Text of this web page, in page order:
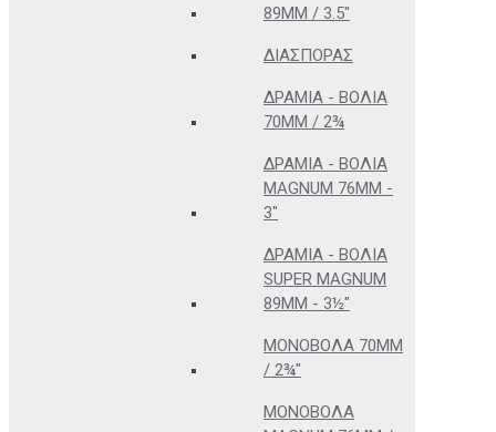
89MM / 3.5"
ΔΙΑΣΠΟΡΆΣ
ΔΡΆΜΙΑ - ΒΌΛΙΑ
70MM / 2¾
ΔΡΆΜΙΑ - ΒΌΛΙΑ
MAGNUM 76MM -
3"
ΔΡΆΜΙΑ - ΒΌΛΙΑ
SUPER MAGNUM
89MM - 3½"
ΜΟΝΌΒΟΛΑ 70MM
/ 2¾"
ΜΟΝΌΒΟΛΑ